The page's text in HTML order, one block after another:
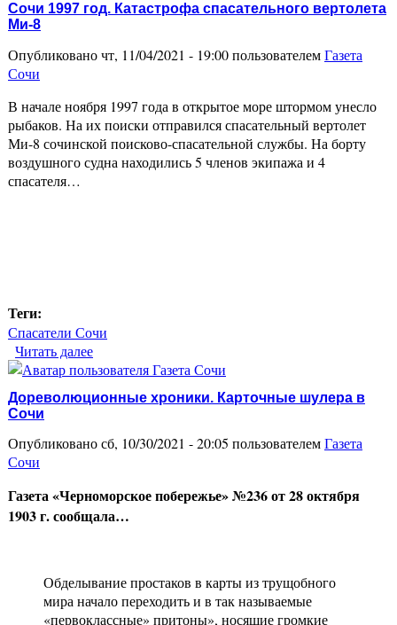
Сочи 1997 год. Катастрофа спасательного вертолета
Ми-8
Опубликовано чт, 11/04/2021 - 19:00 пользователемГазета
Сочи
В начале ноября 1997 года в открытое море штормом унесло
рыбаков. На их поиски отправился спасательный вертолет
Ми-8 сочинской поисково-спасательной службы. На борту
воздушного судна находились 5 членов экипажа и 4
спасателя…
Теги:
Спасатели Сочи
Читать далее
вертолета Ми-8
Дореволюционные хроники. Карточные шулера в
Сочи
Опубликовано сб, 10/30/2021 - 20:05 пользователемГазета
Сочи
Газета «Черноморское побережье» №236 от 28 октября
1903 г. сообщала…
Обделывание простаков в карты из трущобного
мира начало переходить и в так называемые
«первоклассные» притоны», носящие громкие